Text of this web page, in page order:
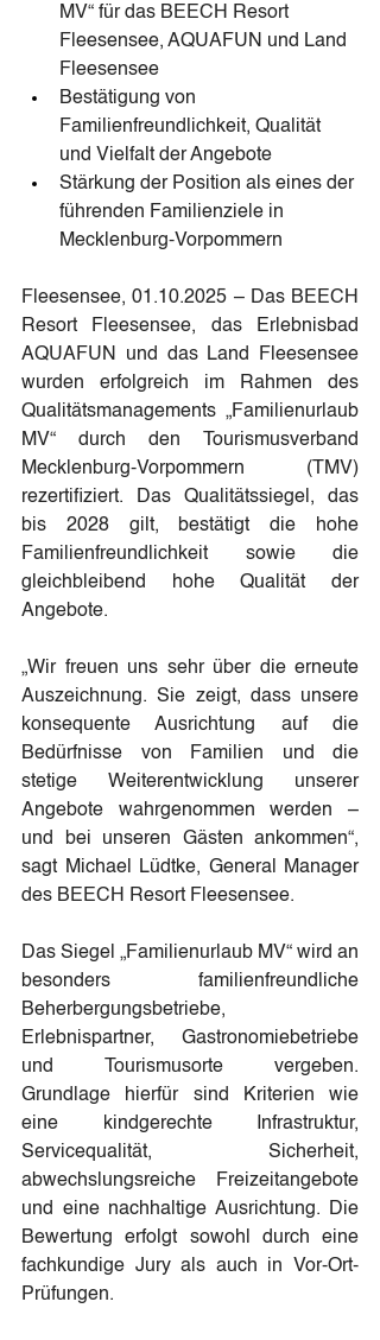
MV“ für das BEECH Resort
Fleesensee, AQUAFUN und Land
Fleesensee
Bestätigung von
Familienfreundlichkeit, Qualität
und Vielfalt der Angebote
Stärkung der Position als eines der
führenden Familienziele in
Mecklenburg-Vorpommern
Fleesensee, 01.10.2025 – Das BEECH
Resort Fleesensee, das Erlebnisbad
AQUAFUN und das Land Fleesensee
wurden erfolgreich im Rahmen des
Qualitätsmanagements „Familienurlaub
MV“ durch den Tourismusverband
Mecklenburg-Vorpommern (TMV)
rezertifiziert. Das Qualitätssiegel, das
bis 2028 gilt, bestätigt die hohe
Familienfreundlichkeit sowie die
gleichbleibend hohe Qualität der
Angebote.
„Wir freuen uns sehr über die erneute
Auszeichnung. Sie zeigt, dass unsere
konsequente Ausrichtung auf die
Bedürfnisse von Familien und die
stetige Weiterentwicklung unserer
Angebote wahrgenommen werden –
und bei unseren Gästen ankommen“,
sagt Michael Lüdtke, General Manager
des BEECH Resort Fleesensee.
Das Siegel „Familienurlaub MV“ wird an
besonders familienfreundliche
Beherbergungsbetriebe,
Erlebnispartner, Gastronomiebetriebe
und Tourismusorte vergeben.
Grundlage hierfür sind Kriterien wie
eine kindgerechte Infrastruktur,
Servicequalität, Sicherheit,
abwechslungsreiche Freizeitangebote
und eine nachhaltige Ausrichtung. Die
Bewertung erfolgt sowohl durch eine
fachkundige Jury als auch in Vor-Ort-
Prüfungen.